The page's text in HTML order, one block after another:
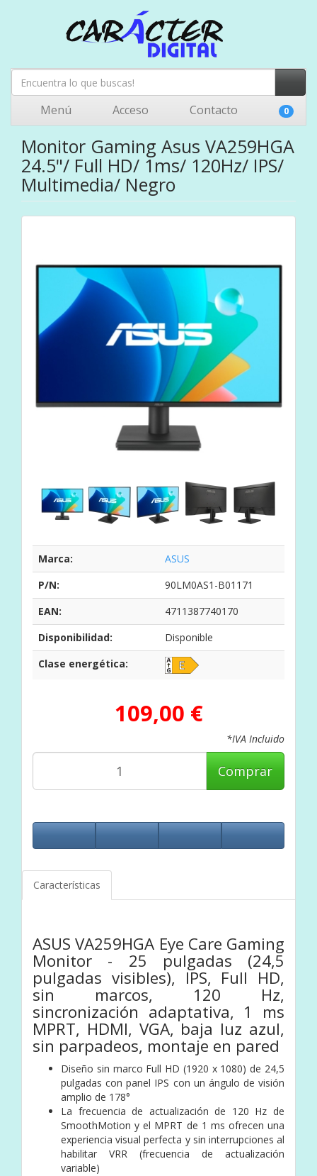
Menú Acceso Contacto 0
Monitor Gaming Asus VA259HGA
24.5"/ Full HD/ 1ms/ 120Hz/ IPS/
Multimedia/ Negro
Marca:
ASUS
P/N:
90LM0AS1-B01171
EAN:
4711387740170
Disponibilidad:
Disponible
Clase energética:
109,00 €
*IVA Incluido
Comprar
Características
ASUS VA259HGA Eye Care Gaming
Monitor - 25 pulgadas (24,5
pulgadas visibles), IPS, Full HD,
sin marcos, 120 Hz,
sincronización adaptativa, 1 ms
MPRT, HDMI, VGA, baja luz azul,
sin parpadeos, montaje en pared
Diseño sin marco Full HD (1920 x 1080) de 24,5
pulgadas con panel IPS con un ángulo de visión
amplio de 178°
La frecuencia de actualización de 120 Hz de
SmoothMotion y el MPRT de 1 ms ofrecen una
experiencia visual perfecta y sin interrupciones al
habilitar VRR (frecuencia de actualización
variable)